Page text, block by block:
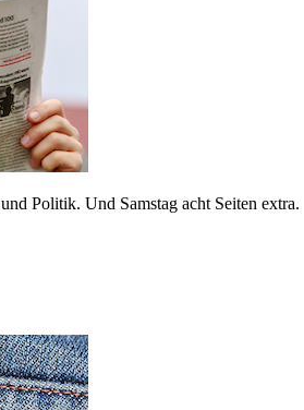
Politik. Und Samstag acht Seiten extra.